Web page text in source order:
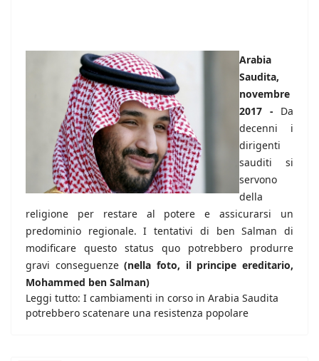
Arabia
Saudita,
novembre
2017 - Da
decenni i
dirigenti
sauditi si
servono
della
religione per restare al potere e assicurarsi un
predominio regionale. I tentativi di ben Salman di
modificare questo status quo potrebbero produrre
gravi conseguenze(nella foto, il principe ereditario,
Mohammed ben Salman)
Leggi tutto: I cambiamenti in corso in Arabia Saudita
potrebbero scatenare una resistenza popolare